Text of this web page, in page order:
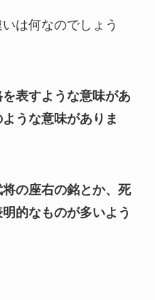
は何なのでしょう
表すような意味があ
うな意味がありま
の座右の銘とか、死
的なものが多いよう